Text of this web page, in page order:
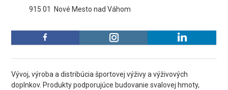
915 01
Nové Mesto nad Váhom
Vývoj, výroba a distribúcia športovej výživy a výživových
doplnkov. Produkty podporujúce budovanie svalovej hmoty,